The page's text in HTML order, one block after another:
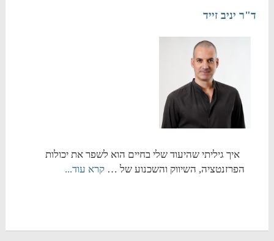
ד"ר יניב זייד
איך גיליתי שהיעוד שלי בחיים הוא לשפר את יכולות
הפרזנטציה, השיווק והשכנוע של … קרא עוד...